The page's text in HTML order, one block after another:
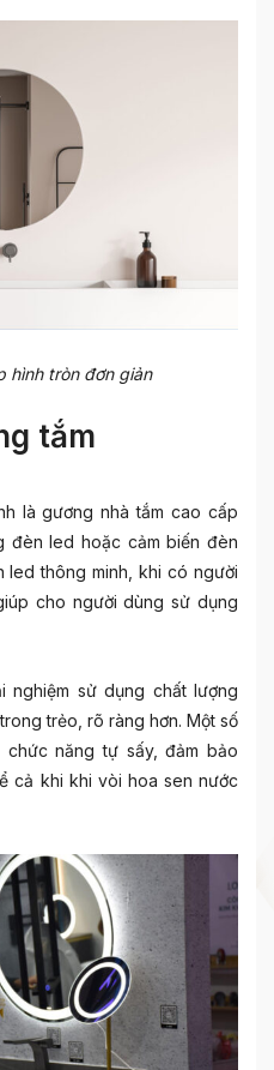
hình tròn đơn giản
tắm
là gương nhà tắm cao cấp
đèn led hoặc cảm biến đèn
led thông minh, khi có người
cho người dùng sử dụng
nghiệm sử dụng chất lượng
trẻo, rõ ràng hơn. Một số
năng tự sấy, đảm bảo
cả khi khi vòi hoa sen nước